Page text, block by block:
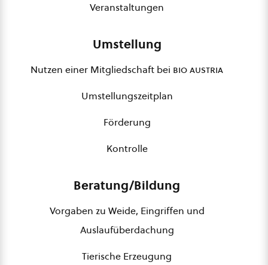
Veranstaltungen
Umstellung
Nutzen einer Mitgliedschaft bei bio austria
Umstellungszeitplan
Förderung
Kontrolle
Beratung/Bildung
Vorgaben zu Weide, Eingriffen und
Auslaufüberdachung
Tierische Erzeugung